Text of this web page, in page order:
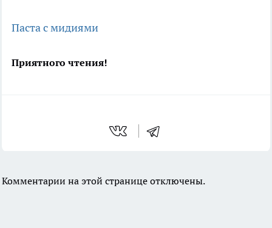
Паста с мидиями
Приятного чтения!
Комментарии на этой странице отключены.